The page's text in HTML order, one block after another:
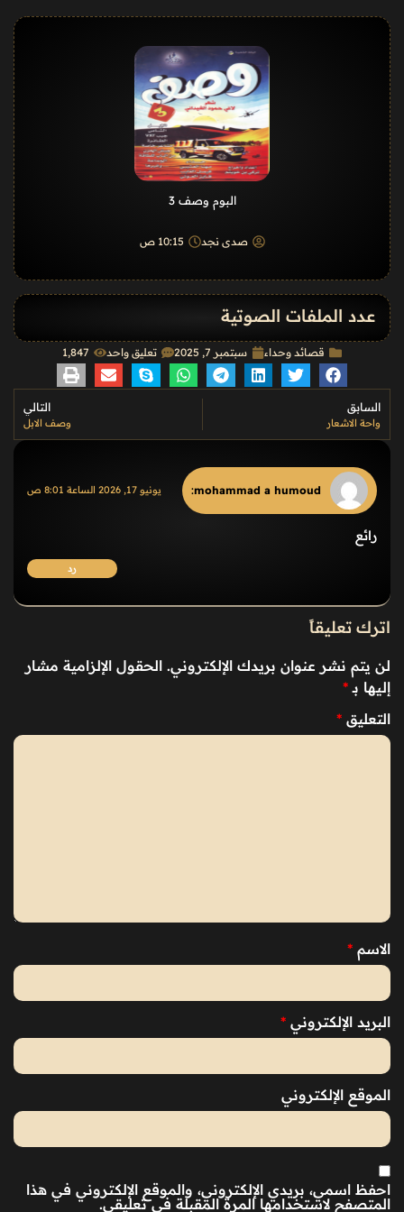
البوم وصف 3
صدى نجد 10:15 ص
عدد الملفات الصوتية
قصائد وحداء سبتمبر 7, 2025 تعليق واحد 1٬847
السابق
واحة الاشعار
التالي
وصف الابل
mohammad a humoud
: يونيو 17, 2026 الساعة 8:01 ص
رائع
رد
اترك تعليقاً
لن يتم نشر عنوان بريدك الإلكتروني. الحقول الإلزامية مشار
إليها بـ *
التعليق *
الاسم *
البريد الإلكتروني *
الموقع الإلكتروني
احفظ اسمي، بريدي الإلكتروني، والموقع الإلكتروني في هذا
المتصفح لاستخدامها المرة المقبلة في تعليقي.